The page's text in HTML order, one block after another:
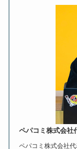
ペパコミ株式会社
ペパコミ株式会社